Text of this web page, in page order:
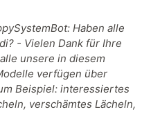
Haben alle
- Vielen Dank für Ihre
unsere in diesem
verfügen über
Beispiel: interessiertes
verschämtes Lächeln,